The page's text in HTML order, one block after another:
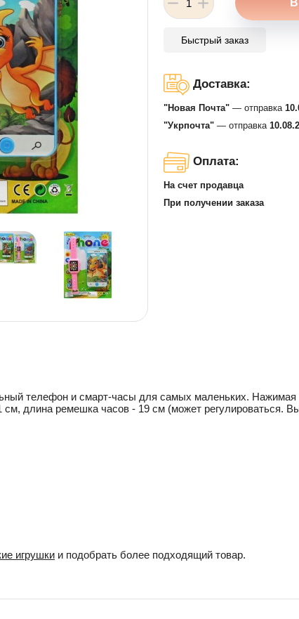
Быстрый заказ
Доставка:
"Новая Почта" — отправка
"Укрпочта" — отправка
Оплата:
На счет продавца
При получении заказа
телефон и смарт-часы для самых маленьких.
длина ремешка часов - 19 см (может регулироваться.
игрушки и подобрать более подходящий товар.